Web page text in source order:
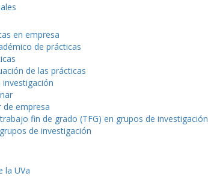
en empresa
de prácticas
de las prácticas
investigación
empresa
fin de grado (TFG) en grupos de investigación
de investigación
la UVa